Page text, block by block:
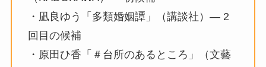
・凪良ゆう「多類婚姻譚」（講談社）— 2
回目の候補
・原田ひ香「＃台所のあるところ」（文藝